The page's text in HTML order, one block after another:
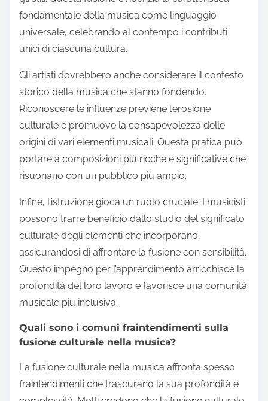
L’appropriazione culturale nella fusione musicale
può essere affrontata attraverso una collaborazione
rispettosa e una comprensione informata.
favorisce l’autenticità. Questo approccio enfatizza la
creatività condivisa e il rispetto reciproco,
consentendo paesaggi sonori innovativi che
onorano tradizioni diverse.
Incorporare strumenti tradizionali insieme a tecniche
moderne crea un dialogo tra i generi. Ad esempio,
mescolare la batteria africana con la musica
elettronica mette in mostra attributi unici di entrambi
gli stili. Questa fusione evidenzia la caratteristica
fondamentale della musica come linguaggio
universale, celebrando al contempo i contributi
unici di ciascuna cultura.
Gli artisti dovrebbero anche considerare il contesto
storico della musica che stanno fondendo.
Riconoscere le influenze previene l’erosione
culturale e promuove la consapevolezza delle
origini di vari elementi musicali. Questa pratica può
portare a composizioni più ricche e significative che
risuonano con un pubblico più ampio.